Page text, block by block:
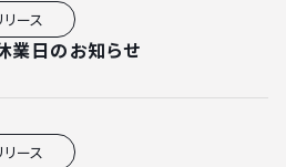
リース
業日のお知らせ
リース